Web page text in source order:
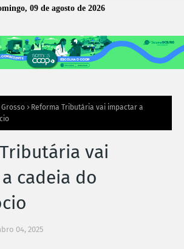
09 de agosto de 2026
Reforma Tributária vai impactar a
vai
cadeia do
04, 2025